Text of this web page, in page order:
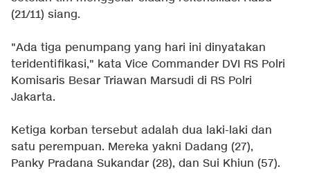
(21/11) siang.
"Ada tiga penumpang yang hari ini dinyatakan
teridentifikasi," kata Vice Commander DVI RS Polri
Komisaris Besar Triawan Marsudi di RS Polri
Jakarta.
Ketiga korban tersebut adalah dua laki-laki dan
satu perempuan. Mereka yakni Dadang (27),
Panky Pradana Sukandar (28), dan Sui Khiun (57).